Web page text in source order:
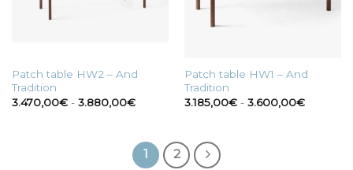
Patch table HW2 – And
Tradition
3.470,00€ - 3.880,00€Fascia
3.470,00€
a
3.880,00€
Patch table HW1 – And
Tradition
3.185,00€ - 3.600,00€Fascia
1 2